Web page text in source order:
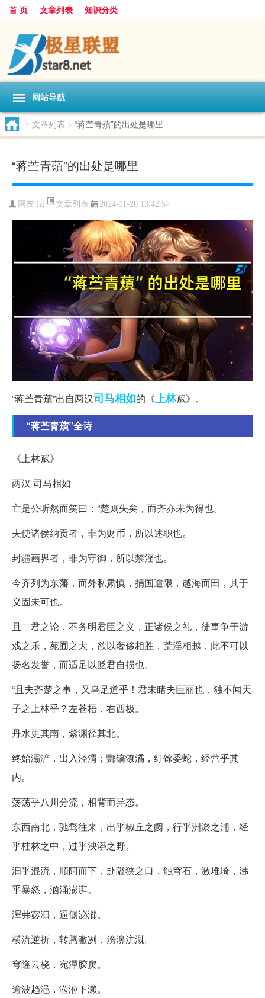
首 页 文章列表 知识分类
网站导航
> 文章列表 > “蒋苎青薠”的出处是哪里
“蒋苎青薠”的出处是哪里
网友:jzj 文章列表 2024-11-20 13:42:57
“蒋苎青薠”出自两汉司马相如的《上林赋》。
“蒋苎青薠”全诗
《上林赋》
两汉 司马相如
亡是公听然而笑曰：“楚则失矣，而齐亦未为得也。
夫使诸侯纳贡者，非为财币，所以述职也。
封疆画界者，非为守御，所以禁淫也。
今齐列为东藩，而外私肃慎，捐国逾限，越海而田，其于
义固未可也。
且二君之论，不务明君臣之义，正诸侯之礼，徒事争于游
戏之乐，苑囿之大，欲以奢侈相胜，荒淫相越，此不可以
扬名发誉，而适足以贬君自损也。
“且夫齐楚之事，又乌足道乎！君未睹夫巨丽也，独不闻天
子之上林乎？左苍梧，右西极。
丹水更其南，紫渊径其北。
终始灞浐，出入泾渭；酆镐潦潏，纡馀委蛇，经营乎其
内。
荡荡乎八川分流，相背而异态。
东西南北，驰骛往来，出乎椒丘之阙，行乎洲淤之浦，经
乎桂林之中，过乎泱漭之野。
汩乎混流，顺阿而下，赴隘狭之口，触穹石，激堆埼，沸
乎暴怒，汹涌澎湃。
滭弗宓汩，逼侧泌瀄。
横流逆折，转腾潎冽，滂濞沆溉。
穹隆云桡，宛潬胶戾。
逾波趋浥，涖涖下濑。